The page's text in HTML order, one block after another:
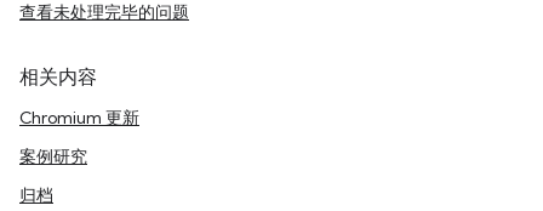
查看未处理完毕的问题
相关内容
Chromium 更新
案例研究
归档